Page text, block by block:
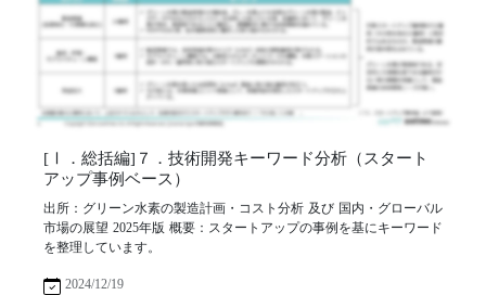
[Ⅰ．総括編]７．技術開発キーワード分析（スタート
アップ事例ベース）
出所：グリーン水素の製造計画・コスト分析 及び 国内・グローバル
市場の展望 2025年版 概要：スタートアップの事例を基にキーワード
を整理しています。
2024/12/19